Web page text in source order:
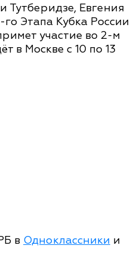
Тутберидзе, Евгения
го Этапа Кубка России
участие во 2-м
в Москве с 10 по 13
в Одноклассники и